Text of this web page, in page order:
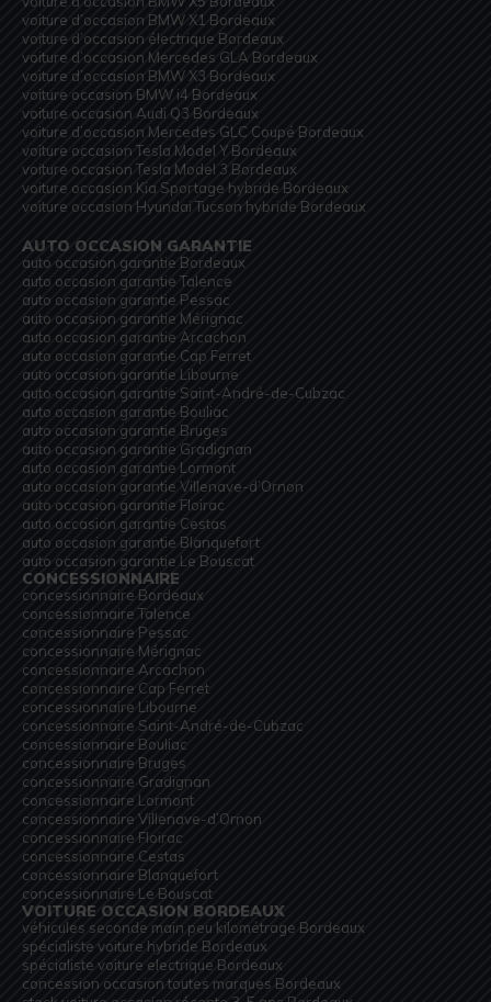
voiture d’occasion BMW X1 Bordeaux
voiture d’occasion électrique Bordeaux
voiture d’occasion Mercedes GLA Bordeaux
voiture d’occasion BMW X3 Bordeaux
voiture occasion BMW i4 Bordeaux
voiture occasion Audi Q3 Bordeaux
voiture d’occasion Mercedes GLC Coupé Bordeaux
voiture occasion Tesla Model Y Bordeaux
voiture occasion Tesla Model 3 Bordeaux
voiture occasion Kia Sportage hybride Bordeaux
voiture occasion Hyundai Tucson hybride Bordeaux
AUTO OCCASION GARANTIE
auto occasion garantie Bordeaux
auto occasion garantie Talence
auto occasion garantie Pessac
auto occasion garantie Mérignac
auto occasion garantie Arcachon
auto occasion garantie Cap Ferret
auto occasion garantie Libourne
auto occasion garantie Saint-André-de-Cubzac
auto occasion garantie Bouliac
auto occasion garantie Bruges
auto occasion garantie Gradignan
auto occasion garantie Lormont
auto occasion garantie Villenave-d’Ornon
auto occasion garantie Floirac
auto occasion garantie Cestas
auto occasion garantie Blanquefort
auto occasion garantie Le Bouscat
CONCESSIONNAIRE
concessionnaire Bordeaux
concessionnaire Talence
concessionnaire Pessac
concessionnaire Mérignac
concessionnaire Arcachon
concessionnaire Cap Ferret
concessionnaire Libourne
concessionnaire Saint-André-de-Cubzac
concessionnaire Bouliac
concessionnaire Bruges
concessionnaire Gradignan
concessionnaire Lormont
concessionnaire Villenave-d’Ornon
concessionnaire Floirac
concessionnaire Cestas
concessionnaire Blanquefort
concessionnaire Le Bouscat
VOITURE OCCASION BORDEAUX
véhicules seconde main peu kilométrage Bordeaux
spécialiste voiture hybride Bordeaux
spécialiste voiture electrique Bordeaux
concession occasion toutes marques Bordeaux